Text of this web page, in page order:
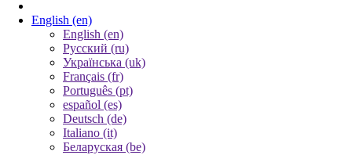
English (en)
English (en)
Русский (ru)
Українська (uk)
Français (fr)
Português (pt)
español (es)
Deutsch (de)
Italiano (it)
Беларуская (be)